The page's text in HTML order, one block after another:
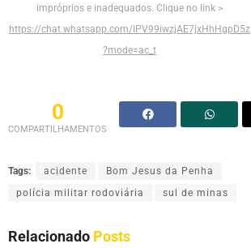
impróprios e inadequados. Clique no link >
https://chat.whatsapp.com/IPV99iwzjAE7jxHhHgpD5z
?mode=ac_t
0
COMPARTILHAMENTOS
Tags: acidente
Bom Jesus da Penha
polícia militar rodoviária
sul de minas
Relacionado Posts